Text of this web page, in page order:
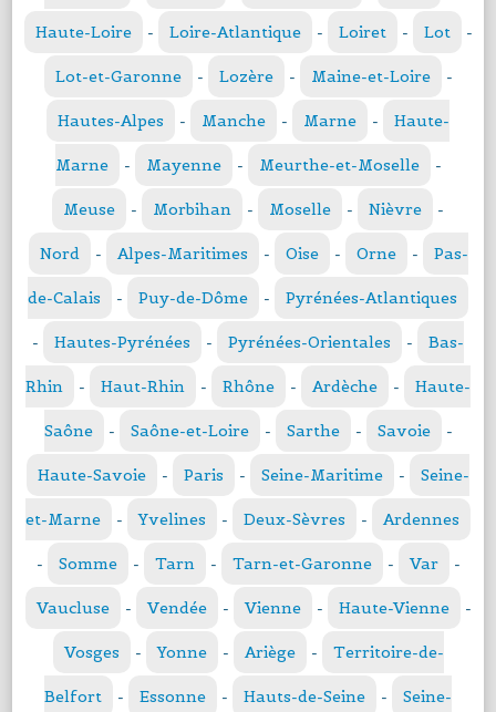
Haute-Loire - Loire-Atlantique - Loiret - Lot -
Lot-et-Garonne - Lozère - Maine-et-Loire -
Hautes-Alpes - Manche - Marne - Haute-
Marne - Mayenne - Meurthe-et-Moselle -
Meuse - Morbihan - Moselle - Nièvre -
Nord - Alpes-Maritimes - Oise - Orne - Pas-
de-Calais - Puy-de-Dôme - Pyrénées-Atlantiques
- Hautes-Pyrénées - Pyrénées-Orientales - Bas-
Rhin - Haut-Rhin - Rhône - Ardèche - Haute-
Saône - Saône-et-Loire - Sarthe - Savoie -
Haute-Savoie - Paris - Seine-Maritime - Seine-
et-Marne - Yvelines - Deux-Sèvres - Ardennes
- Somme - Tarn - Tarn-et-Garonne - Var -
Vaucluse - Vendée - Vienne - Haute-Vienne -
Vosges - Yonne - Ariège - Territoire-de-
Belfort - Essonne - Hauts-de-Seine - Seine-